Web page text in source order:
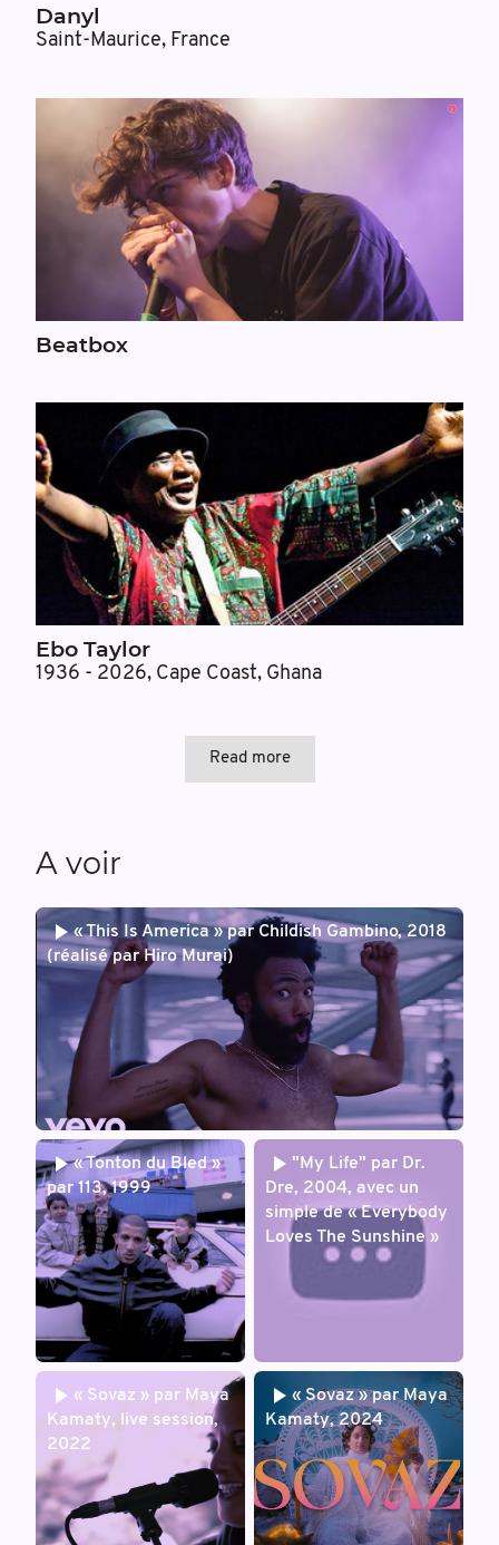
Danyl
Saint-Maurice, France
Beatbox
Ebo Taylor
1936 - 2026, Cape Coast, Ghana
Read more
A voir
« This Is America » par Childish Gambino, 2018
(réalisé par Hiro Murai)
« Tonton du Bled »
par 113, 1999
"My Life" par Dr.
Dre, 2004, avec un
simple de « Everybody
Loves The Sunshine »
« Sovaz » par Maya
Kamaty, live session,
2022
« Sovaz » par Maya
Kamaty, 2024